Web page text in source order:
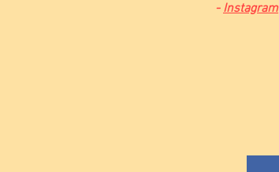
-Instagram